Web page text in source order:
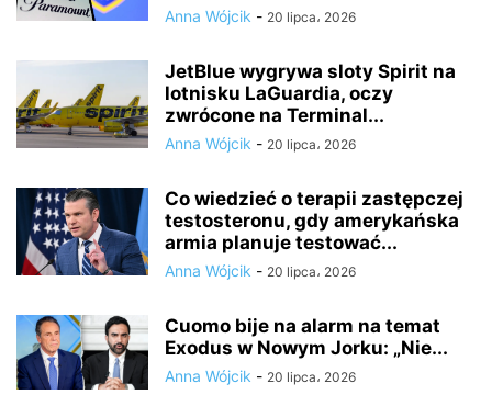
Anna Wójcik - 20 lipca، 2026
JetBlue wygrywa sloty Spirit na
lotnisku LaGuardia, oczy
zwrócone na Terminal...
Anna Wójcik - 20 lipca، 2026
Co wiedzieć o terapii zastępczej
testosteronu, gdy amerykańska
armia planuje testować...
Anna Wójcik - 20 lipca، 2026
Cuomo bije na alarm na temat
Exodus w Nowym Jorku: „Nie...
Anna Wójcik - 20 lipca، 2026